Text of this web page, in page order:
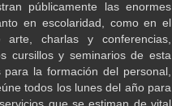
públicamente las enormes
en escolaridad, como en el
arte, charlas y conferencias,
cursillos y seminarios de esta
la formación del personal,
todos los lunes del año para